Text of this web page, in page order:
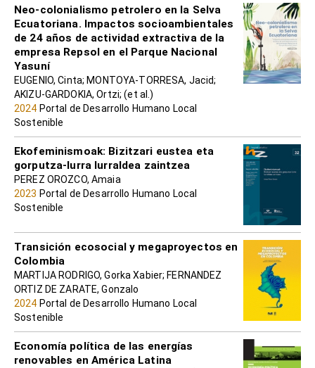
Neo-colonialismo petrolero en la Selva
Ecuatoriana. Impactos socioambientales
de 24 años de actividad extractiva de la
empresa Repsol en el Parque Nacional
Yasuní
EUGENIO, Cinta; MONTOYA-TORRESA, Jacid;
AKIZU-GARDOKIA, Ortzi; (et al.)
2024 Portal de Desarrollo Humano Local
Sostenible
Ekofeminismoak: Bizitzari eustea eta
gorputza-lurra lurraldea zaintzea
PEREZ OROZCO, Amaia
2023 Portal de Desarrollo Humano Local
Sostenible
Transición ecosocial y megaproyectos en
Colombia
MARTIJA RODRIGO, Gorka Xabier; FERNANDEZ
ORTIZ DE ZARATE, Gonzalo
2024 Portal de Desarrollo Humano Local
Sostenible
Economía política de las energías
renovables en América Latina